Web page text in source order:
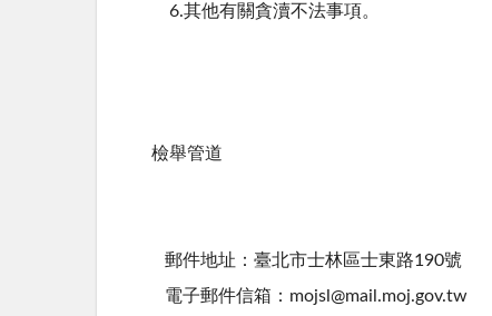
6.其他有關貪瀆不法事項。
檢舉管道
郵件地址：臺北市士林區士東路190號
電子郵件信箱：mojsl@mail.moj.gov.tw